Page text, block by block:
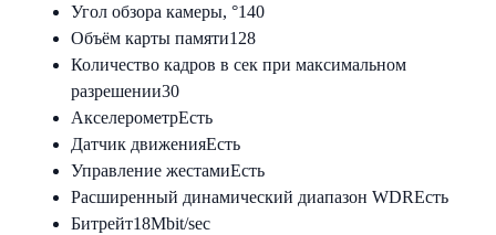
Угол обзора камеры, °140
Объём карты памяти128
Количество кадров в сек при максимальном
разрешении30
АкселерометрЕсть
Датчик движенияЕсть
Управление жестамиЕсть
Расширенный динамический диапазон WDRЕсть
Битрейт18Mbit/sec